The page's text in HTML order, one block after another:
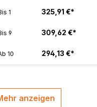
farbig / color
Steel,
1 325,91 €*
9 309,62 €*
10 294,13 €*
anzeigen